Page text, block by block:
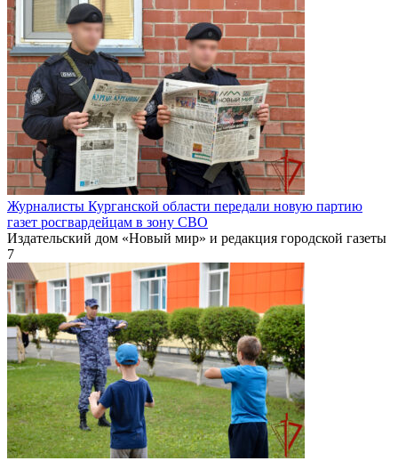
Журналисты Курганской области передали новую партию
газет росгвардейцам в зону СВО
Издательский дом «Новый мир» и редакция городской газеты
7